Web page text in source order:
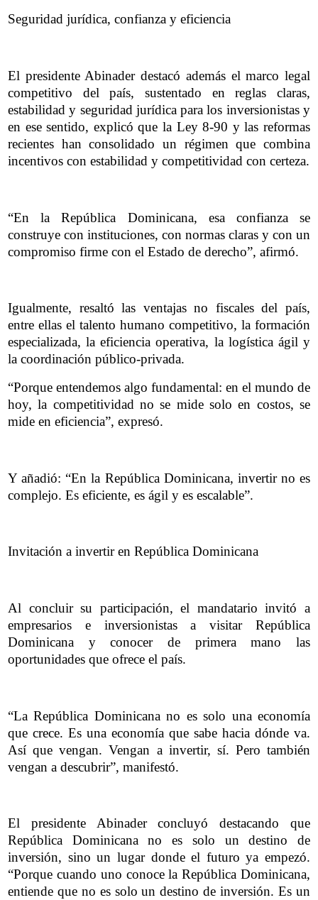
Seguridad jurídica, confianza y eficiencia
El presidente Abinader destacó además el marco legal
competitivo del país, sustentado en reglas claras,
estabilidad y seguridad jurídica para los inversionistas y
en ese sentido, explicó que la Ley 8-90 y las reformas
recientes han consolidado un régimen que combina
incentivos con estabilidad y competitividad con certeza.
“En la República Dominicana, esa confianza se
construye con instituciones, con normas claras y con un
compromiso firme con el Estado de derecho”, afirmó.
Igualmente, resaltó las ventajas no fiscales del país,
entre ellas el talento humano competitivo, la formación
especializada, la eficiencia operativa, la logística ágil y
la coordinación público-privada.
“Porque entendemos algo fundamental: en el mundo de
hoy, la competitividad no se mide solo en costos, se
mide en eficiencia”, expresó.
Y añadió: “En la República Dominicana, invertir no es
complejo. Es eficiente, es ágil y es escalable”.
Invitación a invertir en República Dominicana
Al concluir su participación, el mandatario invitó a
empresarios e inversionistas a visitar República
Dominicana y conocer de primera mano las
oportunidades que ofrece el país.
“La República Dominicana no es solo una economía
que crece. Es una economía que sabe hacia dónde va.
Así que vengan. Vengan a invertir, sí. Pero también
vengan a descubrir”, manifestó.
El presidente Abinader concluyó destacando que
República Dominicana no es solo un destino de
inversión, sino un lugar donde el futuro ya empezó.
“Porque cuando uno conoce la República Dominicana,
entiende que no es solo un destino de inversión. Es un